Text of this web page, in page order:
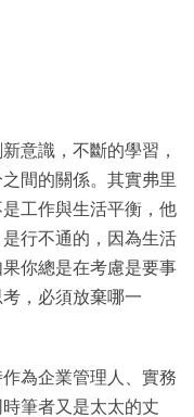
意識，不斷的學習，
間的關係。其實弗里
工作與生活平衡，他
行不通的，因為生活
你總是在考慮是要事
，必須放棄哪一
為企業管理人、實務
筆者又是太太的丈